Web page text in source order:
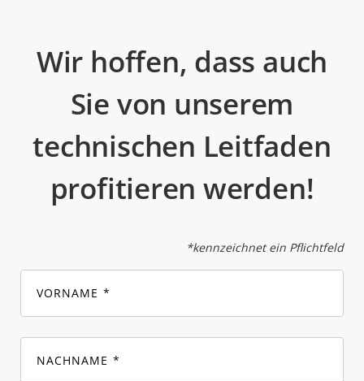
Wir hoffen, dass auch
Sie von unserem
technischen Leitfaden
profitieren werden!